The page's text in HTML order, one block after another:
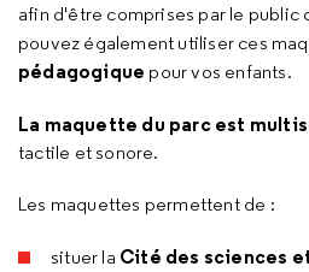
afin d'être comprises par le public
pouvez également utiliser ces
pédagogique pour vos enfants.
La maquette du parc est
tactile et sonore.
Les maquettes permettent de :
situer la Cité des sciences